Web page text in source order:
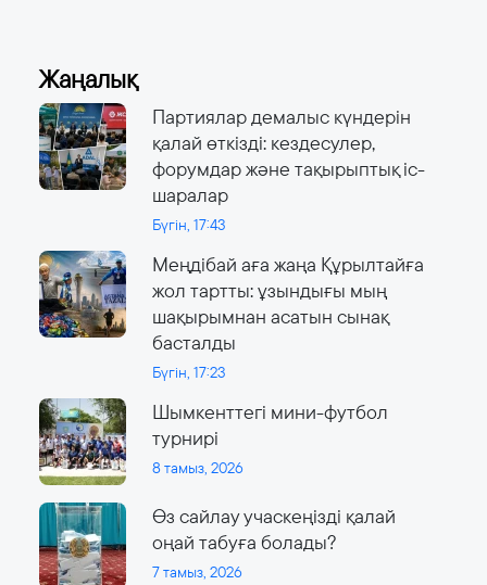
Жаңалық
Партиялар демалыс күндерін
қалай өткізді: кездесулер,
форумдар және тақырыптық іс-
шаралар
Бүгін, 17:43
Меңдібай аға жаңа Құрылтайға
жол тартты: ұзындығы мың
шақырымнан асатын сынақ
басталды
Бүгін, 17:23
Шымкенттегі мини-футбол
турнирі
8 тамыз, 2026
Өз сайлау учаскеңізді қалай
оңай табуға болады?
7 тамыз, 2026